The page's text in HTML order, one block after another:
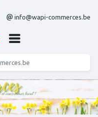
info@wapi-commerces.be